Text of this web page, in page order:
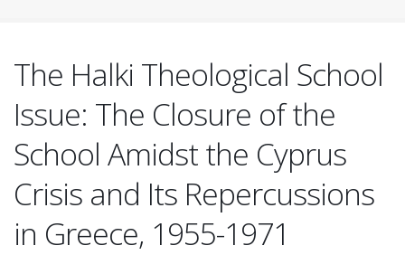
The Halki Theological School
Issue: The Closure of the
School Amidst the Cyprus
Crisis and Its Repercussions
in Greece, 1955-1971